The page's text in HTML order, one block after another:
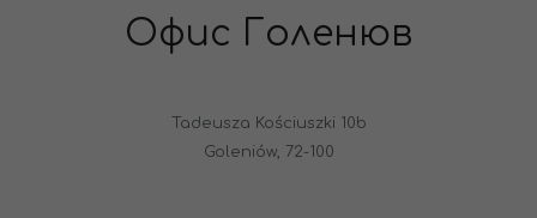
Офис Голенюв
Tadeusza Kościuszki 10b
Goleniów, 72-100